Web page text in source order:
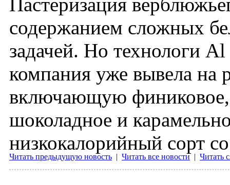
содержанием сложных
задачей. Но технологи
компания уже вывела на
включающую финиковое,
шоколадное и
низкокалорийный сорт
Читать предыдущую новость | Читать все новости| Читать